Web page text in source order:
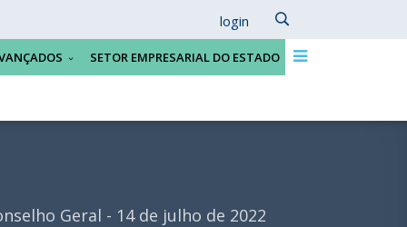
login
SETOR EMPRESARIAL DO ESTADO
Geral - 14 de julho de 2022